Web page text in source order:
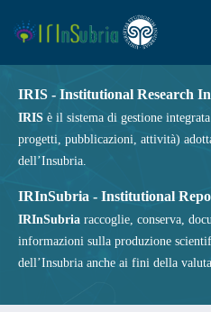
IRIS - Institutional Research
IRIS è il sistema di gestione
progetti, pubblicazioni, attività)
dell’Insubria.
IRInSubria - Institutional
IRInSubria raccoglie, conserva,
informazioni sulla produzione
dell’Insubria anche ai fini della